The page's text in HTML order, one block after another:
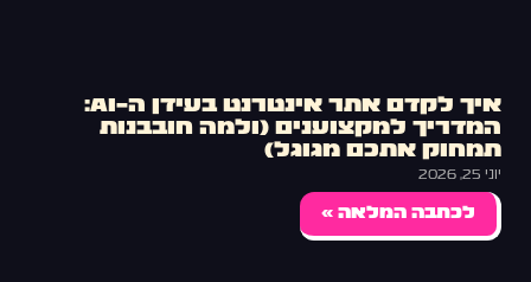
איך לקדם אתר אינטרנט בעידן ה-AI:
המדריך למקצוענים (ולמה חובבנות
תמחוק אתכם מגוגל)
יוני 25, 2026
לכתבה המלאה »